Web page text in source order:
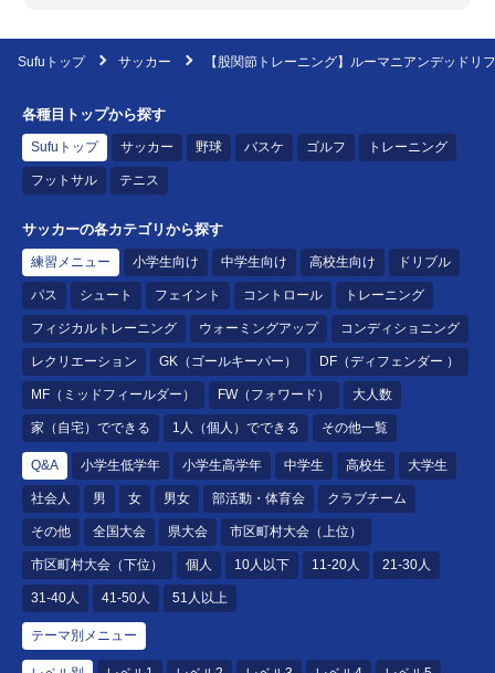
Sufuトップ サッカー 【股関節トレーニング】ルーマニアンデッドリ
各種目トップから探す
Sufuトップ サッカー 野球 バスケ ゴルフ トレーニング
フットサル テニス
サッカーの各カテゴリから探す
練習メニュー 小学生向け 中学生向け 高校生向け ドリブル
パス シュート フェイント コントロール トレーニング
フィジカルトレーニング ウォーミングアップ コンディショニング
レクリエーション GK（ゴールキーパー） DF（ディフェンダー ）
MF（ミッドフィールダー） FW（フォワード） 大人数
家（自宅）でできる 1人（個人）でできる その他一覧
Q&A 小学生低学年 小学生高学年 中学生 高校生 大学生
社会人 男 女 男女 部活動・体育会 クラブチーム
その他 全国大会 県大会 市区町村大会（上位）
市区町村大会（下位） 個人 10人以下 11-20人 21-30人
31-40人 41-50人 51人以上
テーマ別メニュー